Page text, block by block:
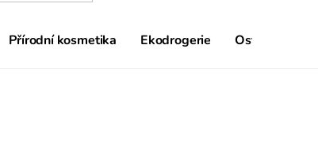
Přírodní kosmetika Ekodrogerie Ostatní